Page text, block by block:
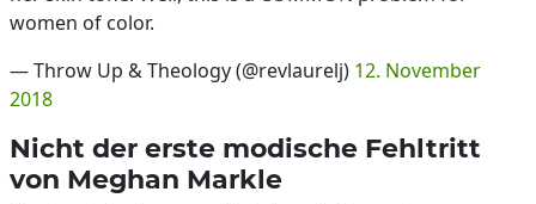
women of color.
— Throw Up & Theology (@revlaurelj) 12. November
2018
Nicht der erste modische Fehltritt
von Meghan Markle